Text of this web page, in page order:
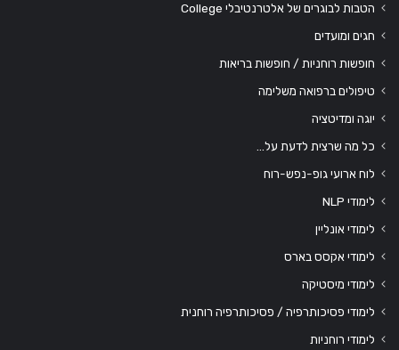
הטבות לבוגרים של אלטרנטיבלי College
חגים ומועדים
חופשות רוחניות / חופשות בריאות
טיפולים ברפואה משלימה
יוגה ומדיטציה
כל מה שרצית לדעת על…
לוח ארועי גופ-נפש-רוח
לימודי NLP
לימודי אונליין
לימודי אקסס בארס
לימודי מיסטיקה
לימודי פסיכותרפיה / פסיכותרפיה רוחנית
לימודי רוחניות